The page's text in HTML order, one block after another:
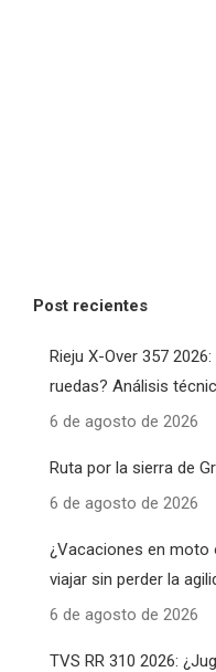
Post recientes
Rieju X-Over 357
ruedas? Análisis
6 de agosto de 2026
Ruta por la sierra de
6 de agosto de 2026
¿Vacaciones en
viajar sin perder la
6 de agosto de 2026
TVS RR 310 2026: